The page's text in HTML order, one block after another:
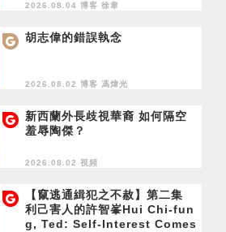
2026.08.04 博客 徐韋
胡志偉的錯誤執念
2026.08.02 博客 馮煒光
新西蘭外長歧視華裔 如何隔空
羞辱陶傑？
2026.08.02 視頻
【竄逃通緝犯之不赦】第二集
利己害人的許智峯Hui Chi-fun
g, Ted: Self-Interest Comes